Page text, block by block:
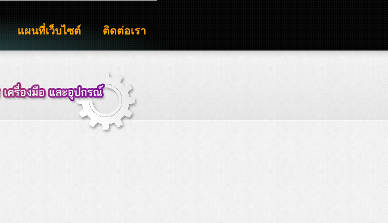
แผนที่เว็บไซต์ ติดต่อเรา